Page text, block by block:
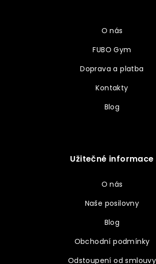
O nás
FUBO Gym
Doprava a platba
Kontakty
Blog
Užitečné informace
O nás
Naše posilovny
Blog
Obchodní podmínky
Odstoupení od smlouvy